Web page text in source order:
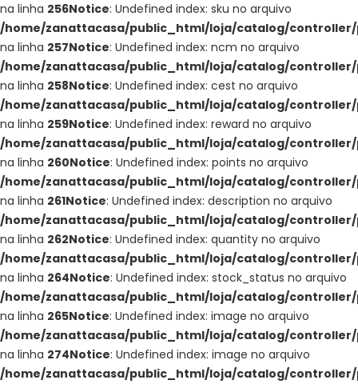
na linha 256Notice: Undefined index: sku no arquivo
/home/zanattacasa/public_html/loja/catalog/
na linha 257Notice: Undefined index: ncm no arquivo
/home/zanattacasa/public_html/loja/catalog/
na linha 258Notice: Undefined index: cest no arquivo
/home/zanattacasa/public_html/loja/catalog/
na linha 259Notice: Undefined index: reward no arquivo
/home/zanattacasa/public_html/loja/catalog/
na linha 260Notice: Undefined index: points no arquivo
/home/zanattacasa/public_html/loja/catalog/
na linha 261Notice: Undefined index: description no arquivo
/home/zanattacasa/public_html/loja/catalog/
na linha 262Notice: Undefined index: quantity no arquivo
/home/zanattacasa/public_html/loja/catalog/
na linha 264Notice: Undefined index: stock_status no arquivo
/home/zanattacasa/public_html/loja/catalog/
na linha 265Notice: Undefined index: image no arquivo
/home/zanattacasa/public_html/loja/catalog/
na linha 274Notice: Undefined index: image no arquivo
/home/zanattacasa/public_html/loja/catalog/